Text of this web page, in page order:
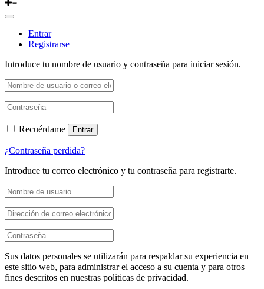
Entrar
Registrarse
Introduce tu nombre de usuario y contraseña para iniciar sesión.
Recuérdame Entrar
¿Contraseña perdida?
Introduce tu correo electrónico y tu contraseña para registrarte.
Sus datos personales se utilizarán para respaldar su experiencia en
este sitio web, para administrar el acceso a su cuenta y para otros
fines descritos en nuestras politicas de privacidad.